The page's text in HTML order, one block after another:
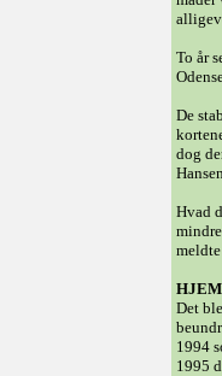
To år
De
dog
Hvad
Det
1994
1995